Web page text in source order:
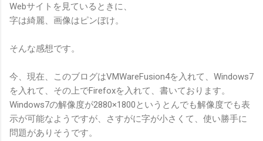
Webサイトを見ているときに、
字は綺麗、画像はピンぼけ。
そんな感想です。
今、現在、このブログはVMWareFusion4を入れて、Windows7
を入れて、その上でFirefoxを入れて、書いております。
Windows7の解像度が2880×1800というとんでも解像度でも表
示が可能なようですが、さすがに字が小さくて、使い勝手に
問題がありそうです。